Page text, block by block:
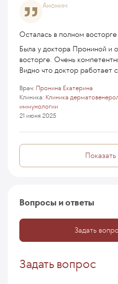
Аноним
Осталась в полном восторге
Была у доктора Прониной и
восторге. Очень
Видно что доктор работает
Клиника: Клиника
иммунологии
Врач: Пронина Екатерина
21 июня 2025
Вопросы и ответы
Задать
Задать вопрос